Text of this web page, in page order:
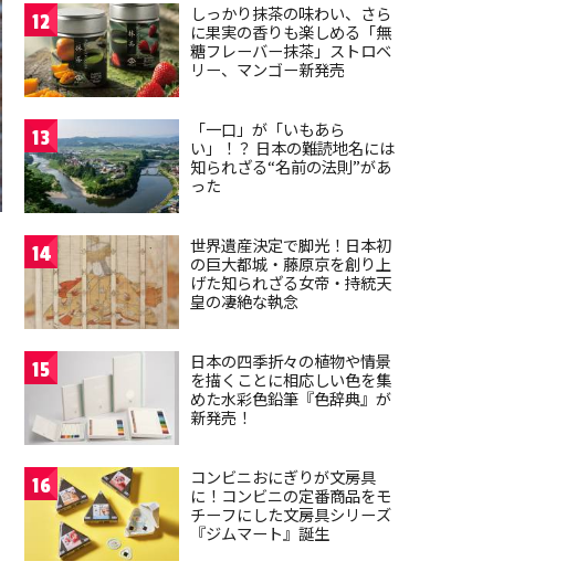
12
しっかり抹茶の味わい、さら
に果実の香りも楽しめる「無
糖フレーバー抹茶」ストロベ
リー、マンゴー新発売
13
「一口」が「いもあら
い」！？ 日本の難読地名には
知られざる“名前の法則”があ
った
14
世界遺産決定で脚光！日本初
の巨大都城・藤原京を創り上
げた知られざる女帝・持統天
皇の凄絶な執念
15
日本の四季折々の植物や情景
を描くことに相応しい色を集
めた水彩色鉛筆『色辞典』が
新発売！
16
コンビニおにぎりが文房具
に！コンビニの定番商品をモ
チーフにした文房具シリーズ
『ジムマート』誕生